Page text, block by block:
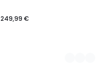
249,99 €